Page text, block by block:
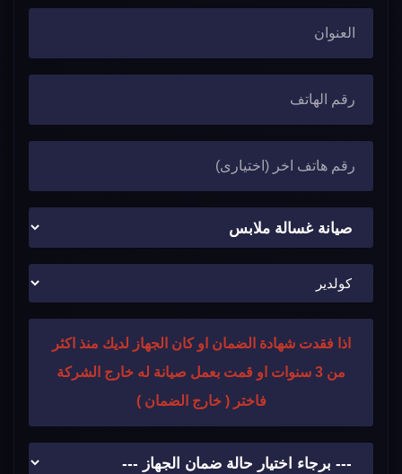
اذا فقدت شهادة الضمان او كان الجهاز لديك منذ اكثر
من 3 سنوات او قمت بعمل صيانة له خارج الشركة
فاختر ( خارج الضمان )